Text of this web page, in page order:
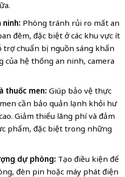
ninh: Phòng tránh rủi ro mất an
đêm, đặc biệt ở các khu vực ít
trợ chuẩn bị nguồn sáng khẩn
của hệ thống an ninh, camera
thuốc men: Giúp bảo vệ thực
cần bảo quản lạnh khỏi hư
Giảm thiểu lãng phí và đảm
phẩm, đặc biệt trong những
dự phòng: Tạo điều kiện để
đèn pin hoặc máy phát điện